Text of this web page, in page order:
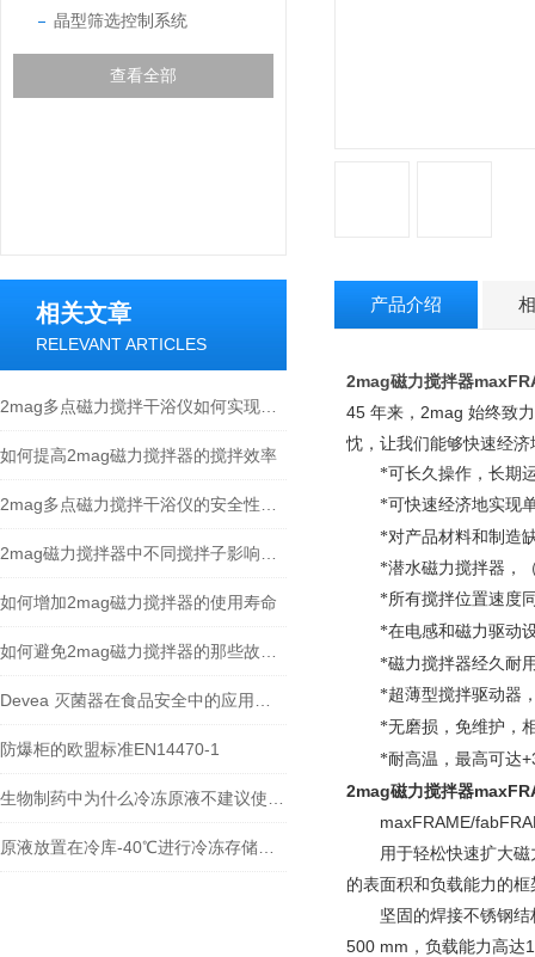
晶型筛选控制系统
查看全部
相关文章
RELEVANT ARTICLES
如何提高2mag磁力搅拌器的搅拌效率
如何增加2mag磁力搅拌器的使用寿命
防爆柜的欧盟标准EN14470-1
产品介绍
2mag磁力搅拌器
45 年来， 2mag 始终致
忱，让我们能够快速经
*可长久操作，长期
*可快速经济地实现
*对产品材料和制造
*潜水磁力搅拌器，
*所有搅拌位置速度
*在电感和磁力驱动
*磁力搅拌器经久耐
*超薄型搅拌驱动器
*无磨损，免维护 ，
*耐高温，最高可达
2mag磁力搅拌器
maxFRAME/
用于轻松快速扩大
的表面积和负载能力的框
坚固的焊接不锈钢
500 mm，负载能力高达